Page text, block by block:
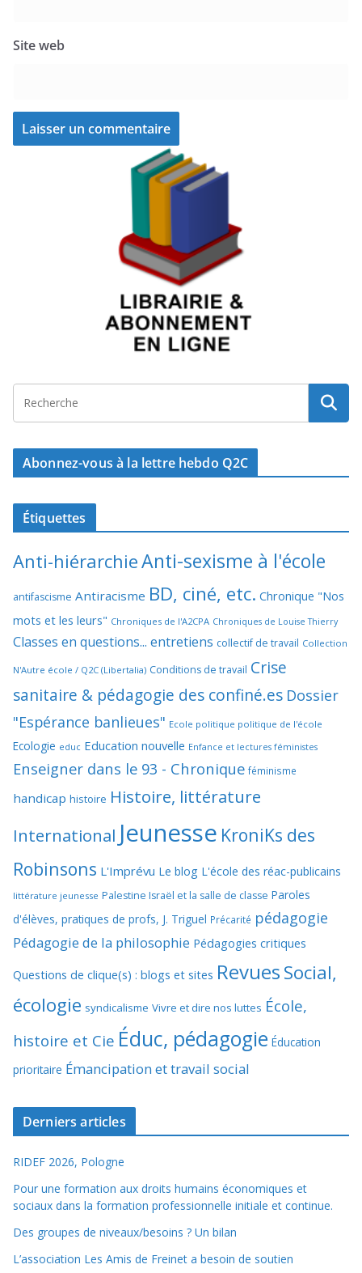
Site web
Abonnez-vous à la lettre hebdo Q2C
Étiquettes
Anti-hiérarchieAnti-sexisme à l'école
antifascisme Antiracisme BD, ciné, etc. Chronique "Nos
mots et les leurs" Chroniques de l'A2CPA Chroniques de Louise Thierry
Classes en questions... entretiens collectif de travail Collection
N'Autre école / Q2C (Libertalia) Conditions de travail Crise
sanitaire & pédagogie des confiné.es Dossier
"Espérance banlieues" Ecole politique politique de l'école
Ecologie educ Education nouvelle Enfance et lectures féministes
Enseigner dans le 93 - Chronique féminisme
handicap histoire Histoire, littérature
International Jeunesse KroniKs des
Robinsons L'Imprévu Le blog L'école des réac-publicains
littérature jeunesse Palestine Israël et la salle de classe Paroles
d'élèves, pratiques de profs, J. Triguel Précarité pédagogie
Pédagogie de la philosophie Pédagogies critiques
Questions de clique(s) : blogs et sites RevuesSocial,
écologie syndicalisme Vivre et dire nos luttes École,
histoire et Cie Éduc, pédagogie Éducation
prioritaire Émancipation et travail social
Derniers articles
RIDEF 2026, Pologne
Pour une formation aux droits humains économiques et
sociaux dans la formation professionnelle initiale et continue.
Des groupes de niveaux/besoins ? Un bilan
L’association Les Amis de Freinet a besoin de soutien